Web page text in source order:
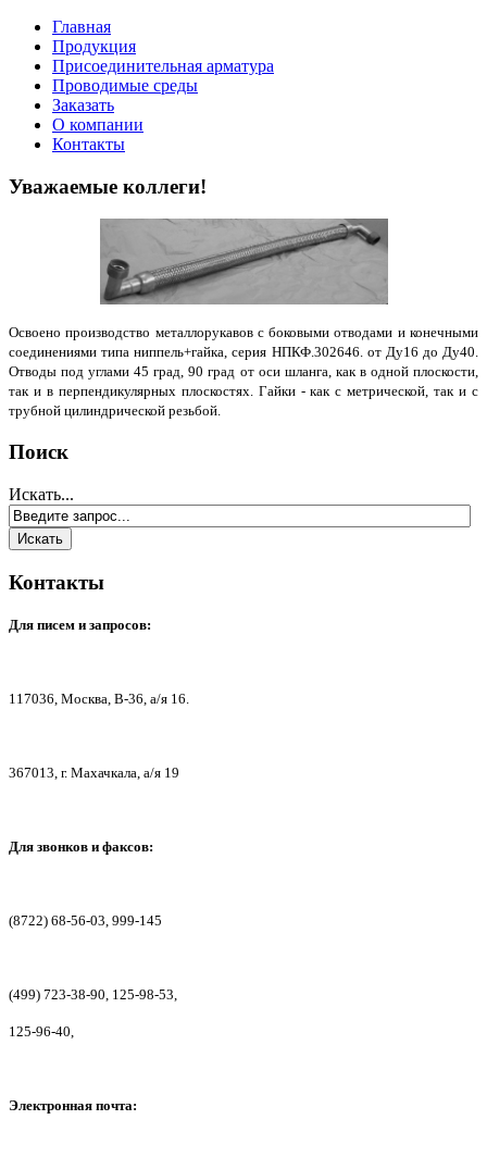
Главная
Продукция
Присоединительная арматура
Проводимые среды
Заказать
О компании
Контакты
Уважаемые коллеги!
Освоено производство металлорукавов с боковыми отводами и конечными
соединениями типа ниппель+гайка, серия НПКФ.302646. от Ду16 до Ду40.
Отводы под углами 45 град, 90 град от оси шланга, как в одной плоскости,
так и в перпендикулярных плоскостях. Гайки - как с метрической, так и с
трубной цилиндрической резьбой.
Поиск
Искать...
Контакты
Для писем и запросов:
117036, Москва, В-36, а/я 16.
367013, г. Махачкала, а/я 19
Для звонков и факсов:
(8722) 68-56-03, 999-145
(499) 723-38-90, 125-98-53,
125-96-40,
Электронная почта: